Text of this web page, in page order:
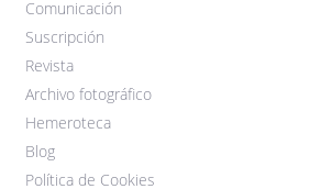
Comunicación
Suscripción
Revista
Archivo fotográfico
Hemeroteca
Blog
Política de Cookies